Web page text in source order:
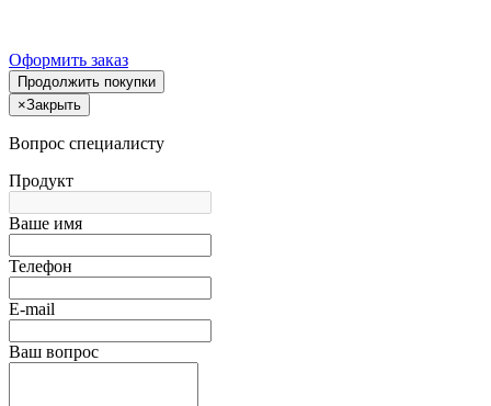
Оформить заказ
Продолжить покупки
×Закрыть
Вопрос специалисту
Продукт
Ваше имя
Телефон
E-mail
Ваш вопрос